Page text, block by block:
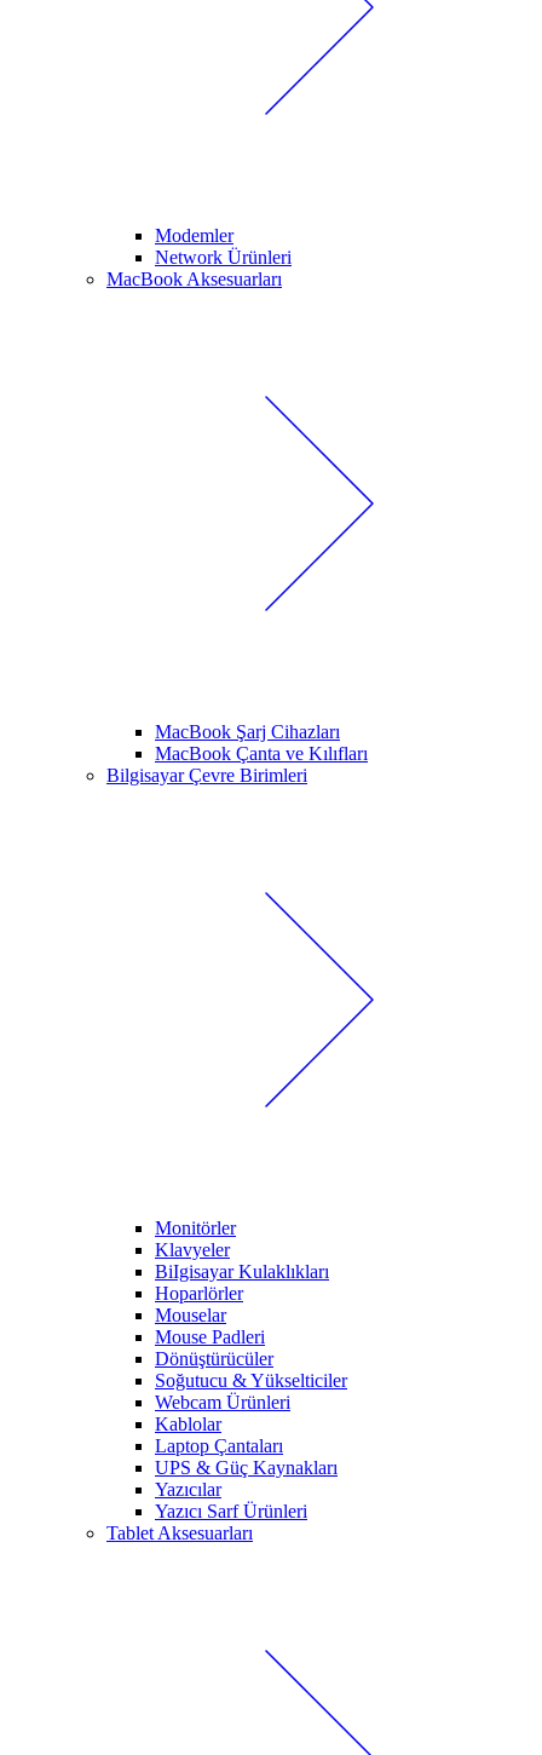
Modemler
Network Ürünleri
MacBook Aksesuarları
MacBook Şarj Cihazları
MacBook Çanta ve Kılıfları
Bilgisayar Çevre Birimleri
Monitörler
Klavyeler
BiIgisayar Kulaklıkları
Hoparlörler
Mouselar
Mouse Padleri
Dönüştürücüler
Soğutucu & Yükselticiler
Webcam Ürünleri
Kablolar
Laptop Çantaları
UPS & Güç Kaynakları
Yazıcılar
Yazıcı Sarf Ürünleri
Tablet Aksesuarları